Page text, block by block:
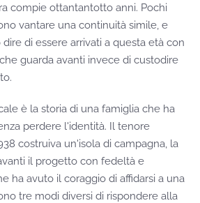
compie ottantantotto anni. Pochi
vantare una continuità simile, e
di essere arrivati a questa età con
guarda avanti invece di custodire
è la storia di una famiglia che ha
perdere l'identità. Il tenore
costruiva un'isola di campagna, la
il progetto con fedeltà e
ha avuto il coraggio di affidarsi a una
tre modi diversi di rispondere alla